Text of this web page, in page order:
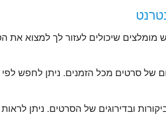
שיכולים לעזור לך למצוא את
של סרטים מכל הזמנים. ניתן לחפש
ובדירוגים של הסרטים. ניתן